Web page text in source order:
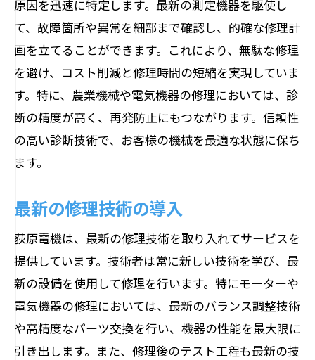
原因を迅速に特定します。最新の測定機器を駆使し
て、故障箇所や異常を細部まで確認し、的確な修理計
画を立てることができます。これにより、無駄な修理
を避け、コスト削減と修理時間の短縮を実現していま
す。特に、農業機械や電気機器の修理においては、診
断の精度が高く、再発防止にもつながります。信頼性
の高い診断技術で、お客様の機械を最適な状態に保ち
ます。
最新の修理技術の導入
荻原電機は、最新の修理技術を取り入れてサービスを
提供しています。技術者は常に新しい技術を学び、最
新の設備を使用して修理を行います。特にモーターや
電気機器の修理においては、最新のバランス調整技術
や高精度なパーツ交換を行い、機器の性能を最大限に
引き出します。また、修理後のテスト工程も最新の技